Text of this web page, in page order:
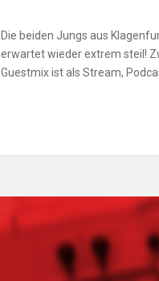
Die beiden Jungs aus
erwartet wieder extrem steil!
Guestmix ist als Stream,